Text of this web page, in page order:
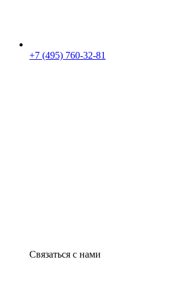
+7 (495) 760-32-81
Связаться с нами